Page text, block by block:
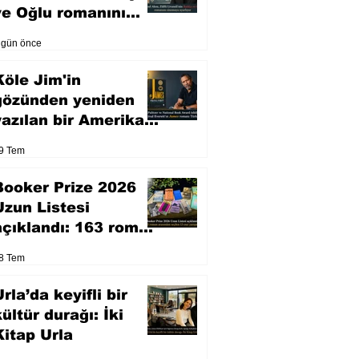
Oğlu romanını
önce
Jim'in
yeniden
bir Amerikan
Tem
Prize 2026
Listesi
163 roman
Tem
keyifli bir
durağı: İki
Urla